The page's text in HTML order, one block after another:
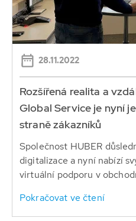
28.11.2022
Rozšířená realita a
Global Service je nyní
straně zákazníků
Společnost HUBER
digitalizace a nyní nabízí
virtuální podporu v
Pokračovat ve čtení